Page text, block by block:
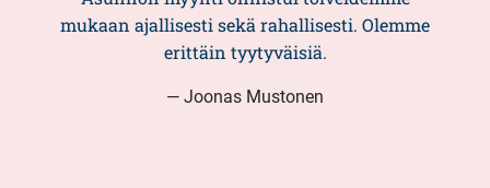
mukaan ajallisesti sekä rahallisesti. Olemme
erittäin tyytyväisiä.
— Joonas Mustonen